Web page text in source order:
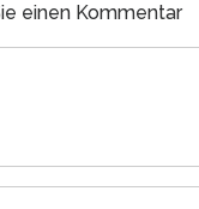
einen Kommentar